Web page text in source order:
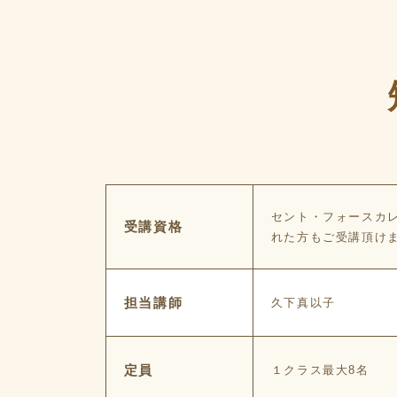
受講資格
セント・フォースカ
れた方もご受講頂け
担当講師 久下真以子
定員 １クラス最大8名